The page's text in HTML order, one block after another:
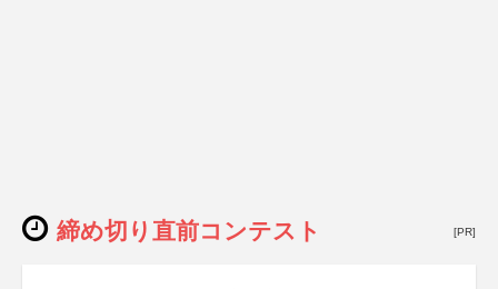
締め切り直前コンテスト [PR]